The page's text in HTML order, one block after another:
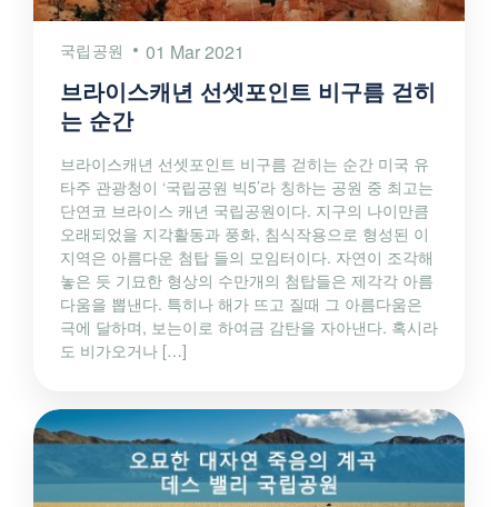
국립공원 01 Mar 2021
브라이스캐년 선셋포인트 비구름 걷히
는 순간
브라이스캐년 선셋포인트 비구름 걷히는 순간 미국 유
타주 관광청이 ‘국립공원 빅5’라 칭하는 공원 중 최고는
단연코 브라이스 캐년 국립공원이다. 지구의 나이만큼
오래되었을 지각활동과 풍화, 침식작용으로 형성된 이
지역은 아름다운 첨탑 들의 모임터이다. 자연이 조각해
놓은 듯 기묘한 형상의 수만개의 첨탑들은 제각각 아름
다움을 뽑낸다. 특히나 해가 뜨고 질때 그 아름다움은
극에 달하며, 보는이로 하여금 감탄을 자아낸다. 혹시라
도 비가오거나 […]